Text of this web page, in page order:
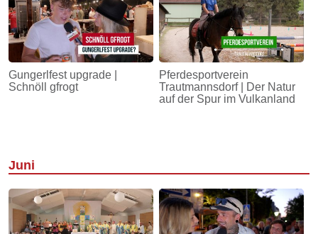
Gungerlfest upgrade |
Schnöll gfrogt
Pferdesportverein
Trautmannsdorf | Der Natur
auf der Spur im Vulkanland
Juni